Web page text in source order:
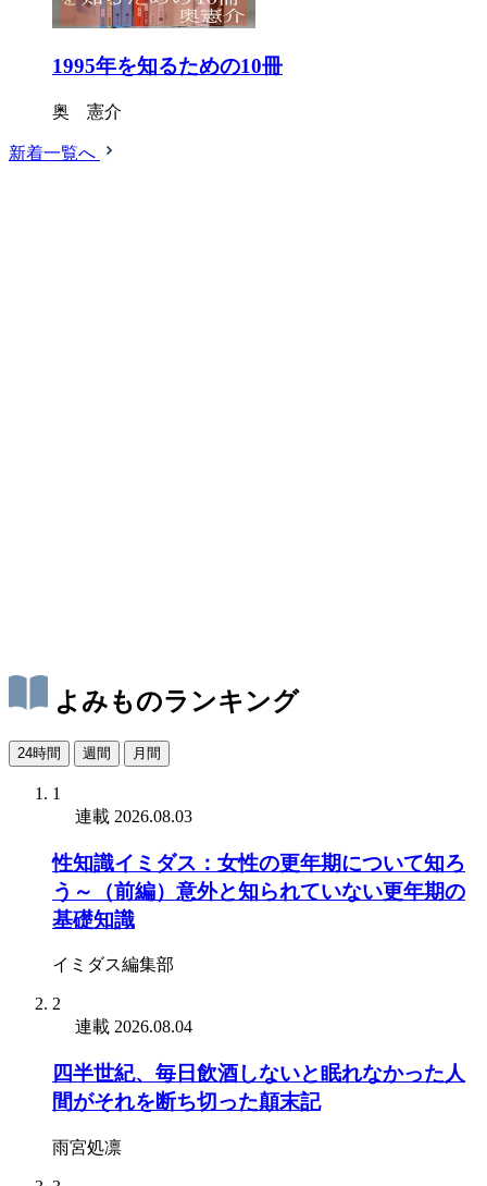
1995年を知るための10冊
奥 憲介
新着一覧へ
よみものランキング
24時間 週間 月間
1
連載 2026.08.03
性知識イミダス：女性の更年期について知ろ
う～（前編）意外と知られていない更年期の
基礎知識
イミダス編集部
2
連載 2026.08.04
四半世紀、毎日飲酒しないと眠れなかった人
間がそれを断ち切った顛末記
雨宮処凛